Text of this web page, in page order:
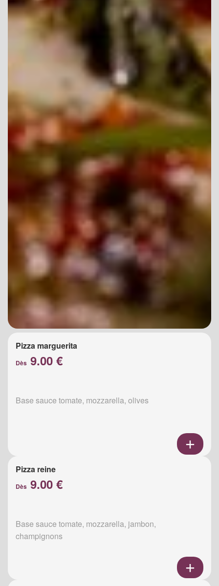
Pizza marguerita
Dès 9.00 €
Base sauce tomate, mozzarella, olives
Pizza reine
Dès 9.00 €
Base sauce tomate, mozzarella, jambon,
champignons